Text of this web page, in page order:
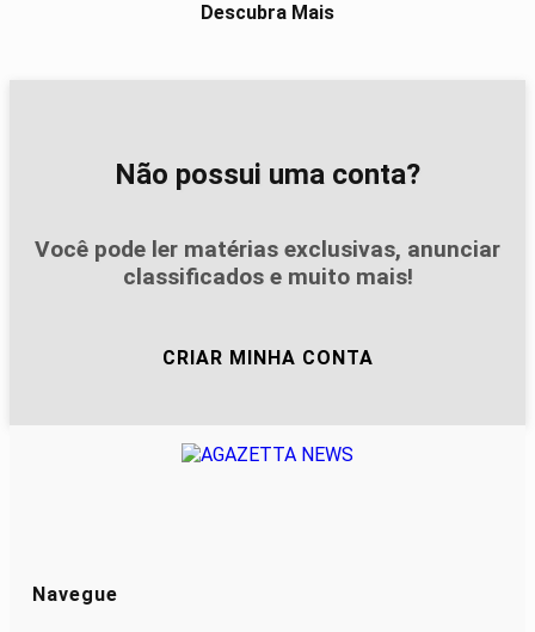
Descubra Mais
Não possui uma conta?
Você pode ler matérias exclusivas, anunciar
classificados e muito mais!
CRIAR MINHA CONTA
Navegue